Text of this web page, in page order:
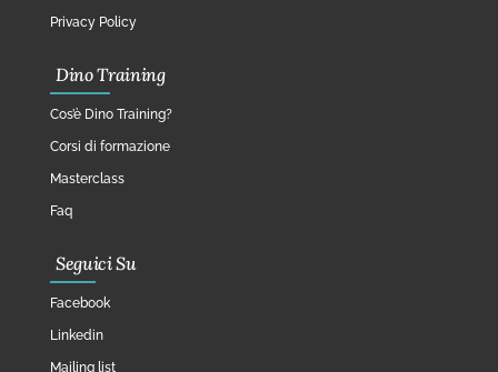
Privacy Policy
Dino Training
Cos’è Dino Training?
Corsi di formazione
Masterclass
Faq
Seguici Su
Facebook
Linkedin
Mailing list